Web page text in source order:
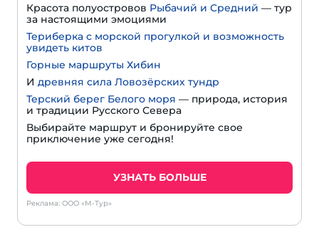
Красота полуостровов Рыбачий и Средний — тур
за настоящими эмоциями
Териберка с морской прогулкой и возможность
увидеть китов
Горные маршруты Хибин
И древняя сила Ловозёрских тундр
Терский берег Белого моря — природа, история
и традиции Русского Севера
Выбирайте маршрут и бронируйте свое
приключение уже сегодня!
УЗНАТЬ БОЛЬШЕ
Реклама: ООО «М-Тур»